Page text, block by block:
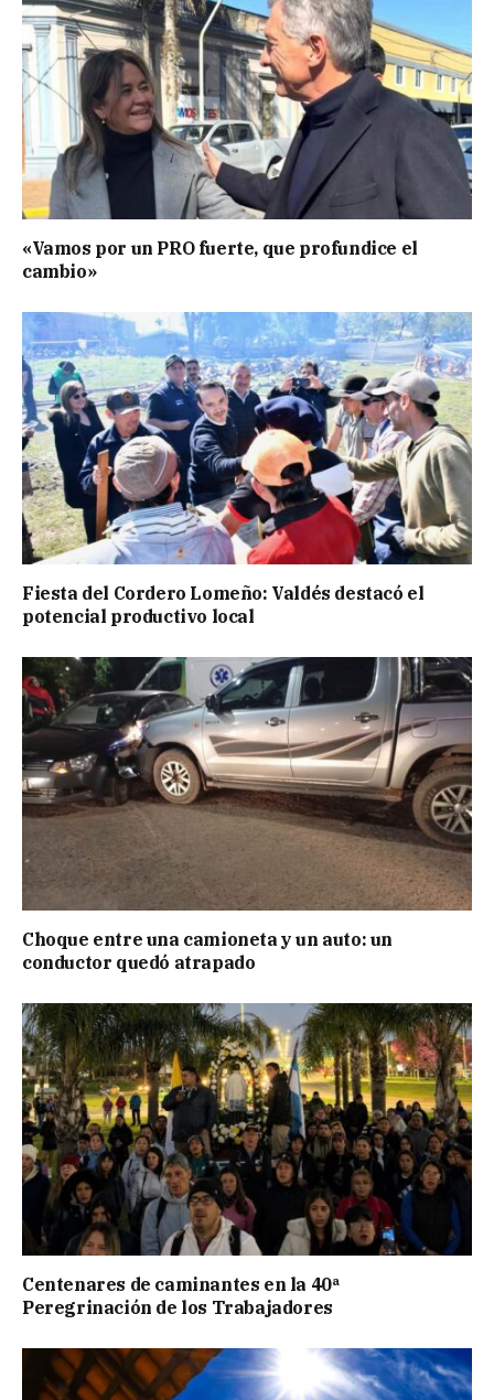
«Vamos por un PRO fuerte, que profundice el
cambio»
Fiesta del Cordero Lomeño: Valdés destacó el
potencial productivo local
Choque entre una camioneta y un auto: un
conductor quedó atrapado
Centenares de caminantes en la 40ª
Peregrinación de los Trabajadores